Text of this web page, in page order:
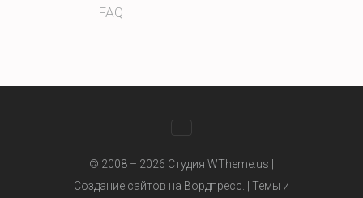
FAQ
© 2008 – 2026 Студия WTheme.us |
Создание сайтов на Вордпресс. | Темы и